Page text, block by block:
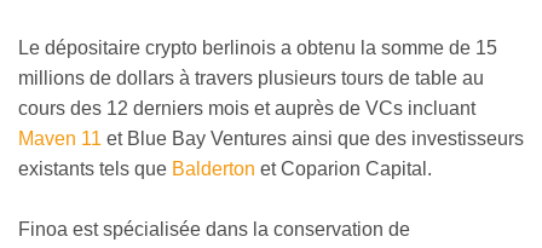
Le dépositaire crypto berlinois a obtenu la somme de 15
millions de dollars à travers plusieurs tours de table au
cours des 12 derniers mois et auprès de VCs incluant
Maven 11 et Blue Bay Ventures ainsi que des investisseurs
existants tels que Balderton et Coparion Capital.
Finoa est spécialisée dans la conservation de